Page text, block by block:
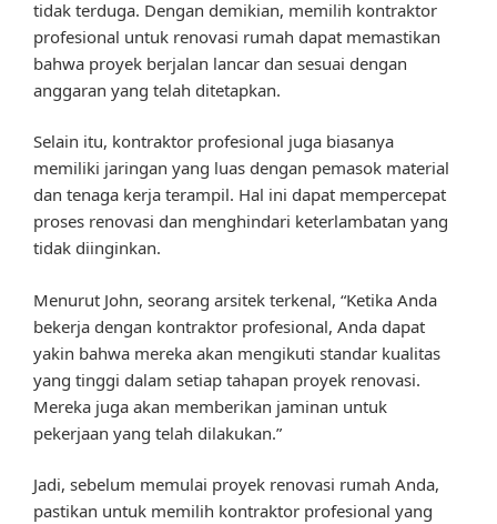
tidak terduga. Dengan demikian, memilih kontraktor
profesional untuk renovasi rumah dapat memastikan
bahwa proyek berjalan lancar dan sesuai dengan
anggaran yang telah ditetapkan.
Selain itu, kontraktor profesional juga biasanya
memiliki jaringan yang luas dengan pemasok material
dan tenaga kerja terampil. Hal ini dapat mempercepat
proses renovasi dan menghindari keterlambatan yang
tidak diinginkan.
Menurut John, seorang arsitek terkenal, “Ketika Anda
bekerja dengan kontraktor profesional, Anda dapat
yakin bahwa mereka akan mengikuti standar kualitas
yang tinggi dalam setiap tahapan proyek renovasi.
Mereka juga akan memberikan jaminan untuk
pekerjaan yang telah dilakukan.”
Jadi, sebelum memulai proyek renovasi rumah Anda,
pastikan untuk memilih kontraktor profesional yang